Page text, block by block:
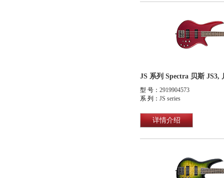
JS 系列 Spectra 贝斯 JS3,
型 号： 2919904573
系 列： JS series
详情介绍